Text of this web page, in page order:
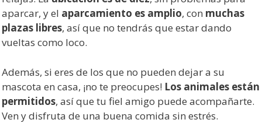
aparcar, y el aparcamiento es amplio, con muchas
plazas libres, así que no tendrás que estar dando
vueltas como loco.
Además, si eres de los que no pueden dejar a su
mascota en casa, ¡no te preocupes! Los animales están
permitidos, así que tu fiel amigo puede acompañarte.
Ven y disfruta de una buena comida sin estrés.